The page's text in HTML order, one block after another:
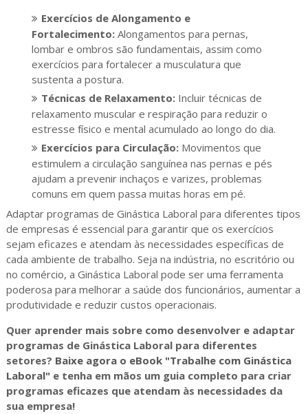
Exercícios de Alongamento e
Fortalecimento: Alongamentos para pernas,
lombar e ombros são fundamentais, assim como
exercícios para fortalecer a musculatura que
sustenta a postura.
Técnicas de Relaxamento: Incluir técnicas de
relaxamento muscular e respiração para reduzir o
estresse físico e mental acumulado ao longo do dia.
Exercícios para Circulação: Movimentos que
estimulem a circulação sanguínea nas pernas e pés
ajudam a prevenir inchaços e varizes, problemas
comuns em quem passa muitas horas em pé.
Adaptar programas de Ginástica Laboral para diferentes tipos
de empresas é essencial para garantir que os exercícios
sejam eficazes e atendam às necessidades específicas de
cada ambiente de trabalho. Seja na indústria, no escritório ou
no comércio, a Ginástica Laboral pode ser uma ferramenta
poderosa para melhorar a saúde dos funcionários, aumentar a
produtividade e reduzir custos operacionais.
Quer aprender mais sobre como desenvolver e adaptar
programas de Ginástica Laboral para diferentes
setores? Baixe agora o eBook "Trabalhe com Ginástica
Laboral" e tenha em mãos um guia completo para criar
programas eficazes que atendam às necessidades da
sua empresa!